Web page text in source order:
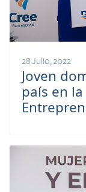
28 Julio, 2022
Joven
país en